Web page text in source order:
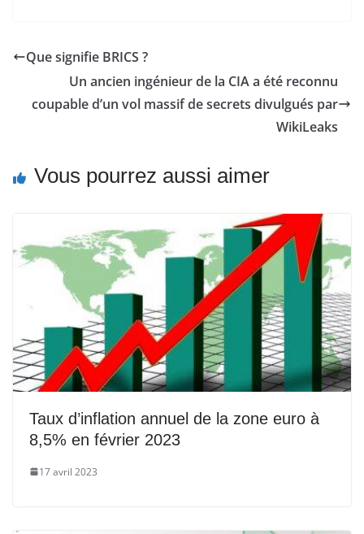
Que signifie BRICS ?
Un ancien ingénieur de la CIA a été reconnu
coupable d’un vol massif de secrets divulgués par
WikiLeaks
Vous pourrez aussi aimer
Taux d’inflation annuel de la zone euro à
8,5% en février 2023
17 avril 2023